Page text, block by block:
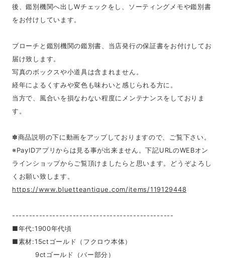
後、鑑別機関へ出しWチェックをし、ソーティングメモや鑑別書
をお付けしています。
ブローチと鑑別機関の鑑別書、当店発行の保証書をお付けしてお
届け致します。
写真のボックスや小道具は含まれません。
経年によるくすみや変色も味わいと感じられる方に。
当方で、風合いを損なわない程度にメンテナンスをしておりま
す。
✽商品説明の下に動画をアップしておりますので、ご覧下さい。
※PayIDアプリからは見る事が出来ません。下記URLのWEBオン
ラインショップからご覧頂けましたらと思います。どうぞよろし
くお願い致します。
https://www.bluetteantique.com/items/119129448
------------------------------------------------
■年代:1900年代頃
■素材:15ctゴールド（フクロウ本体）
9ctゴールド（バー部分）